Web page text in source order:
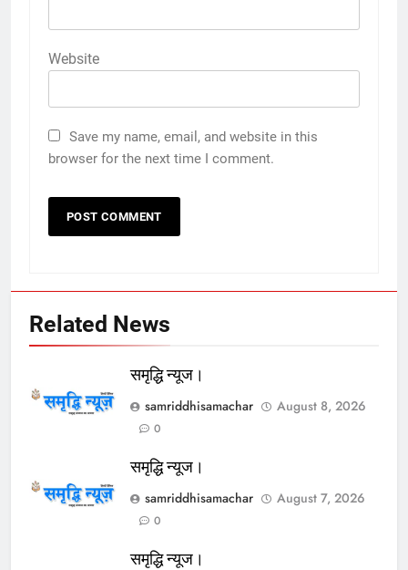
Website
Save my name, email, and website in this
browser for the next time I comment.
Related News
समृद्धि न्यूज।
samriddhisamachar
August 8, 2026
0
समृद्धि न्यूज।
samriddhisamachar
August 7, 2026
0
समृद्धि न्यूज।